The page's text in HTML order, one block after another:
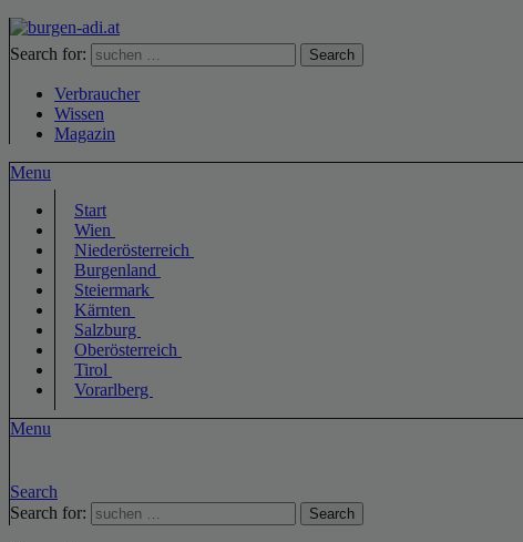
Search for: Search
Verbraucher
Wissen
Magazin
Menu
Start
Wien
Niederösterreich
Burgenland
Steiermark
Kärnten
Salzburg
Oberösterreich
Tirol
Vorarlberg
Menu
Search
Search for:
Search